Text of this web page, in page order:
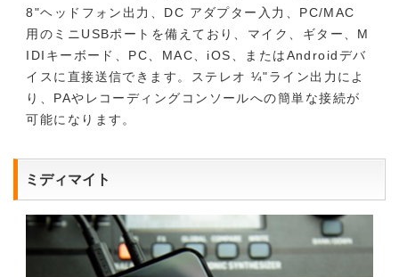
8"ヘッドフォン出力、DC アダプター入力、PC/MAC
用のミニUSBポートを備えており、マイク、ギター、M
IDIキーボード、PC、MAC、iOS、またはAndroidデバ
イスに直接送信できます。ステレオ ¼"ライン出力によ
り、PAやレコーディングコンソールへの簡単な接続が
可能になります。
ミディマイト